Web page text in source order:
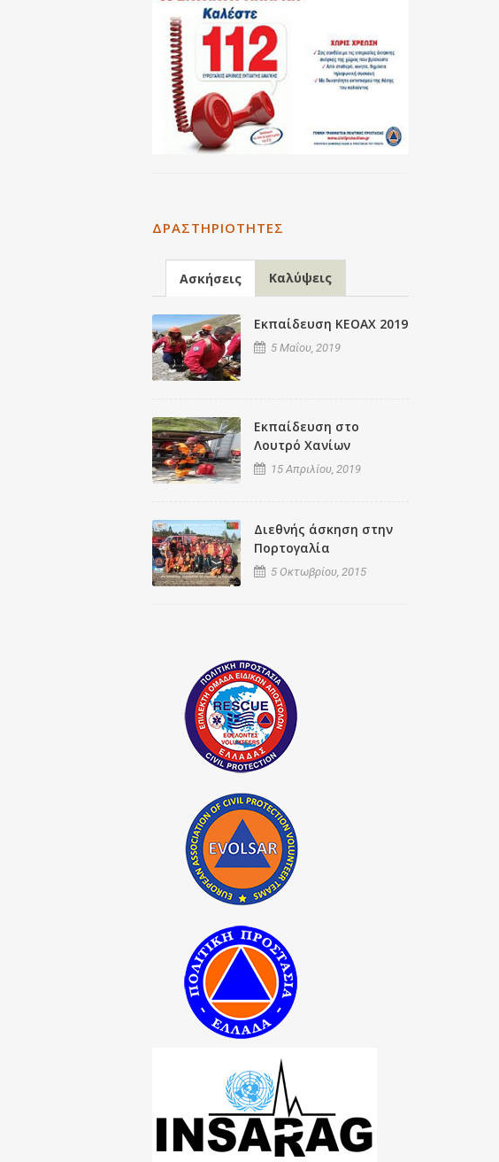
ΔΡΑΣΤΗΡΙΌΤΗΤΕΣ
Ασκήσεις Καλύψεις
Εκπαίδευση ΚΕΟΑΧ 2019
5 Μαΐου, 2019
Εκπαίδευση στο
Λουτρό Χανίων
15 Απριλίου, 2019
Διεθνής άσκηση στην
Πορτογαλία
5 Οκτωβρίου, 2015